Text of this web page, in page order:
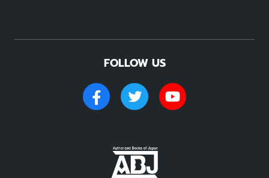
FOLLOW US